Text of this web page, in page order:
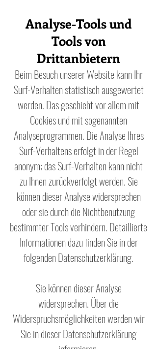
Analyse-Tools und
Tools von
Drittanbietern
Beim Besuch unserer Website kann Ihr
Surf-Verhalten statistisch ausgewertet
werden. Das geschieht vor allem mit
Cookies und mit sogenannten
Analyseprogrammen. Die Analyse Ihres
Surf-Verhaltens erfolgt in der Regel
anonym; das Surf-Verhalten kann nicht
zu Ihnen zurückverfolgt werden. Sie
können dieser Analyse widersprechen
oder sie durch die Nichtbenutzung
bestimmter Tools verhindern. Detaillierte
Informationen dazu finden Sie in der
folgenden Datenschutzerklärung.
Sie können dieser Analyse
widersprechen. Über die
Widerspruchsmöglichkeiten werden wir
Sie in dieser Datenschutzerklärung